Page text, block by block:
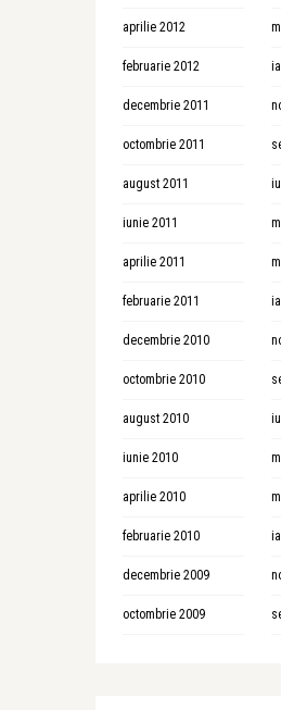
aprilie 2012
februarie 2012
decembrie 2011
octombrie 2011
august 2011
iunie 2011
aprilie 2011
februarie 2011
decembrie 2010
octombrie 2010
august 2010
iunie 2010
aprilie 2010
februarie 2010
decembrie 2009
octombrie 2009